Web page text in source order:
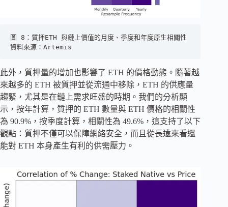
圖 8：質押ETH 與鏈上價值的月度、季度和年度原生相關性
資料來源：Artemis
此外，質押量的增加也影響了 ETH 的價格動態。隨著越
來越多的 ETH 被質押並從流通中移除，ETH 的供應量
趨緊，尤其是在鏈上需求旺盛的時期。我們的分析顯
示，按年計算，質押的 ETH 數量與 ETH 價格的相關性
為 90.9%，按季度計算，相關性為 49.6%，這支持了以下
觀點：質押不僅可以保障網絡安全，而且從長遠來看還
能對 ETH 本身產生有利的供需壓力。